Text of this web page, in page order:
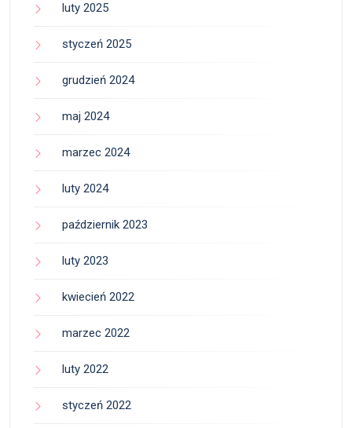
luty 2025
styczeń 2025
grudzień 2024
maj 2024
marzec 2024
luty 2024
październik 2023
luty 2023
kwiecień 2022
marzec 2022
luty 2022
styczeń 2022